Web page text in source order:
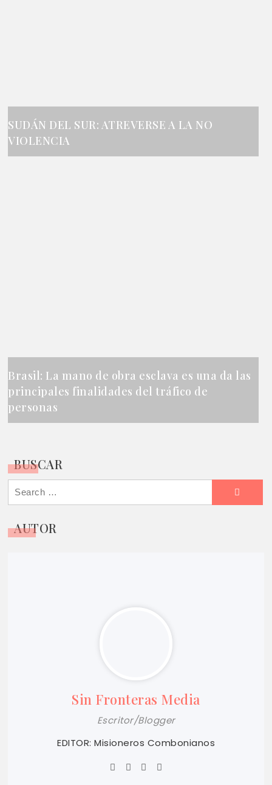
SUDÁN DEL SUR: ATREVERSE A LA NO
VIOLENCIA
Brasil: La mano de obra esclava es una da las
principales finalidades del tráfico de
personas
BUSCAR
for:
AUTOR
Sin Fronteras Media
Escritor/Blogger
EDITOR: Misioneros Combonianos